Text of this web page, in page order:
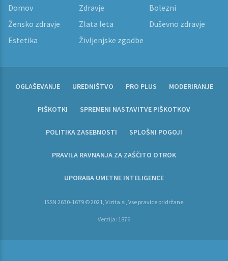
Domov Zdravje
Bolezni
Žensko zdravje
Zlata leta
Duševno zdravje
Estetika
Življenjske zgodbe
OGLAŠEVANJE UREDNIŠTVO PRO PLUS MODERIRANJE
PIŠKOTKI SPREMENI NASTAVITVE PIŠKOTKOV
POLITIKA ZASEBNOSTI SPLOŠNI POGOJI
PRAVILA RAVNANJA ZA ZAŠČITO OTROK
UPORABA UMETNE INTELIGENCE
ISSN 2630-1679 © 2021, Vizita.si, Vse pravice pridržane
Verzija: 1876